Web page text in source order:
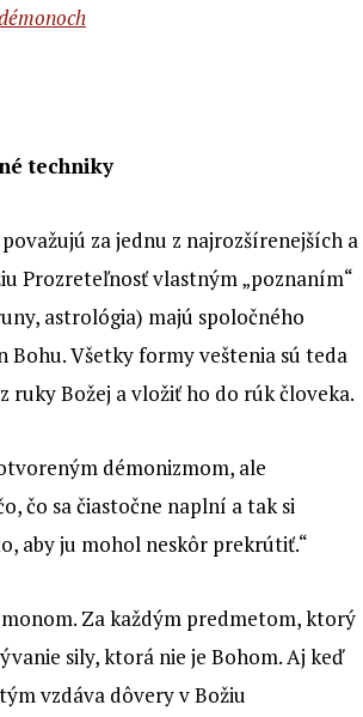
techniky
za jednu z najrozšírenejších a
Prozreteľnosť vlastným „poznaním“
astrológia) majú spoločného
Všetky formy veštenia sú teda
ruky Božej a vložiť ho do rúk človeka.
démonizmom, ale
čo sa čiastočne naplní a tak si
aby ju mohol neskôr prekrútiť.“
Za každým predmetom, ktorý
sily, ktorá nie je Bohom. Aj keď
vzdáva dôvery v Božiu